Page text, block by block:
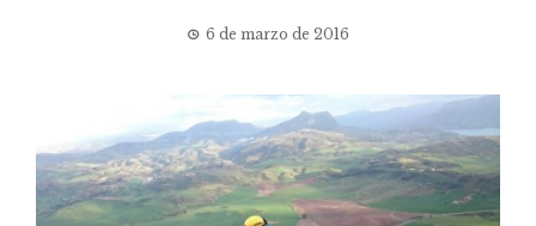
6 de marzo de 2016